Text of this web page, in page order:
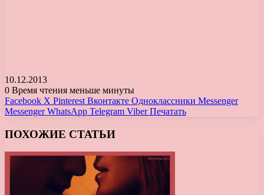
10.12.2013
0 Время чтения меньше минуты
Facebook X Pinterest Вконтакте Одноклассники Messenger
Messenger WhatsApp Telegram Viber Печатать
ПОХОЖИЕ СТАТЬИ